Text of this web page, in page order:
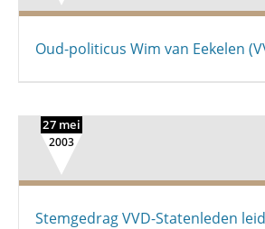
Oud-politicus Wim van Eekelen
27 mei
2003
Stemgedrag VVD-Statenleden